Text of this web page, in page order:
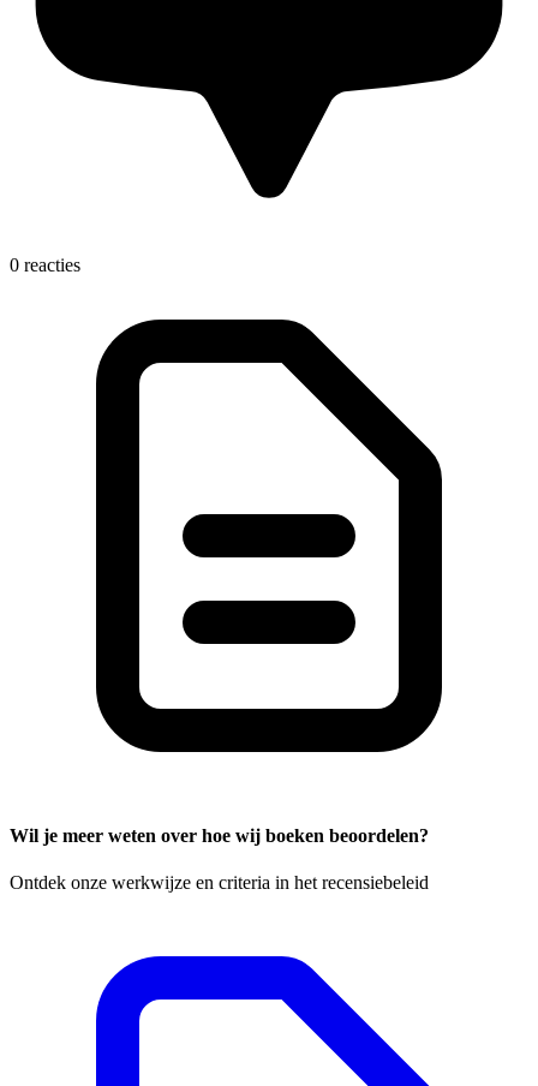
0 reacties
Wil je meer weten over hoe wij boeken beoordelen?
Ontdek onze werkwijze en criteria in het recensiebeleid